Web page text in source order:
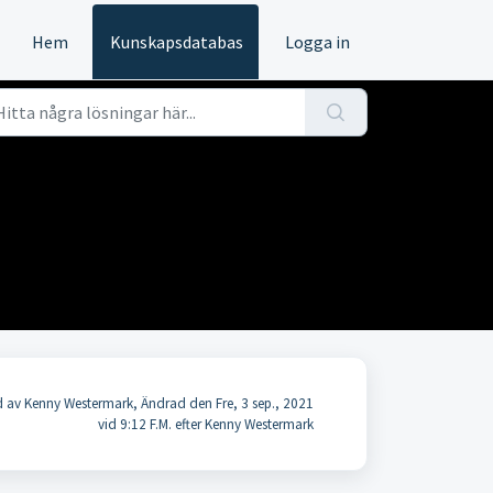
Hem Kunskapsdatabas Logga in
av Kenny Westermark, Ändrad den Fre, 3 sep., 2021
vid 9:12 F.M. efter Kenny Westermark